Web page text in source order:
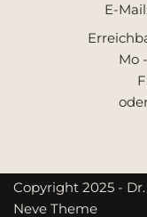
E-
Mo
Copyright 2025 -
Neve Theme